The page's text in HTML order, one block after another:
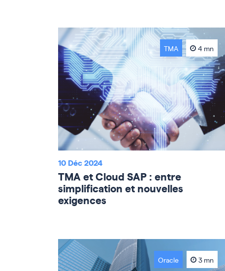
TMA 4 mn
10 Déc 2024
TMA et Cloud SAP : entre
simplification et nouvelles
exigences
Oracle 3 mn